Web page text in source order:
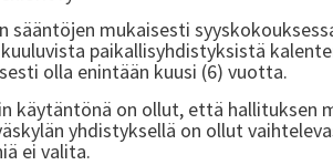
sääntöjen mukaisesti
paikallisyhdistyksistä
olla enintään kuusi (6) vuotta.
käytäntönä on ollut, että hallituksen
yhdistyksellä on ollut
ei valita.